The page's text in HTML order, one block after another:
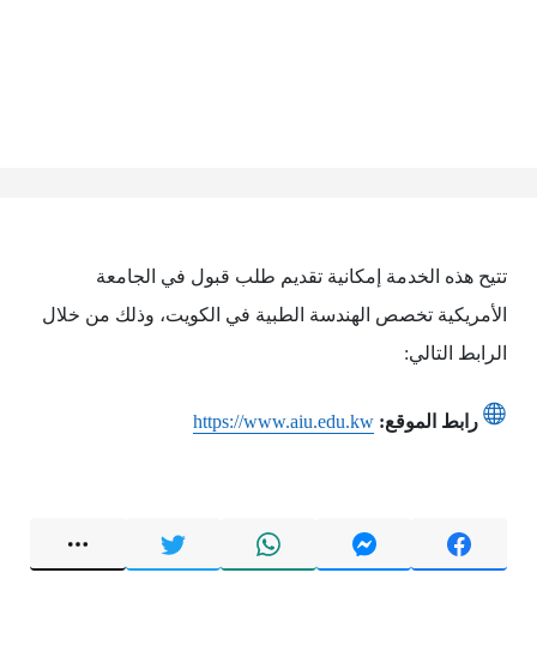
تتيح هذه الخدمة إمكانية تقديم طلب قبول في الجامعة
الأمريكية تخصص الهندسة الطبية في الكويت، وذلك من خلال
الرابط التالي:
رابط الموقع: https://www.aiu.edu.kw